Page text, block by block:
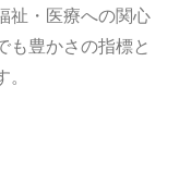
祉・医療への関心
も豊かさの指標と